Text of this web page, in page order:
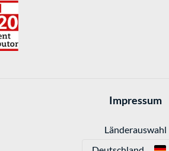
Impressum
Länderauswahl